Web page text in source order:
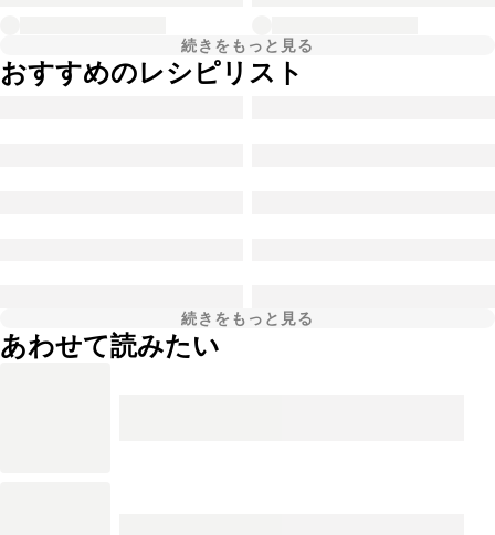
続きをもっと見る
おすすめのレシピリスト
続きをもっと見る
あわせて読みたい